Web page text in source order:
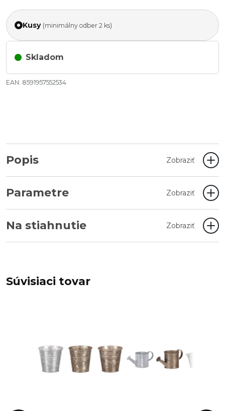
Kusy (minimálny odber 2 ks)
Skladom
EAN: 8591957552534
Popis Zobraziť
Parametre Zobraziť
Na stiahnutie Zobraziť
Súvisiaci tovar